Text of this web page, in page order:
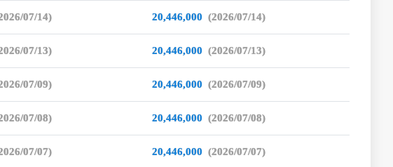
07/14) 20,446,000 (2026/07/14)
07/13) 20,446,000 (2026/07/13)
07/09) 20,446,000 (2026/07/09)
07/08) 20,446,000 (2026/07/08)
07/07) 20,446,000 (2026/07/07)